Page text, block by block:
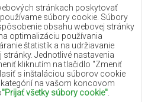
stránkach poskytovať
súbory cookie. Súbory
obsahu webovej stránky
optimalizáciu používania
štatistík a na udržiavanie
Jednotlivé nastavenia
kliknutím na tlačidlo "Zmeniť
s inštaláciou súborov cookie
na vašom koncovom
"Prijať všetky súbory cookie"
koberce
koberce
koberce
koberce
koberce
koberce